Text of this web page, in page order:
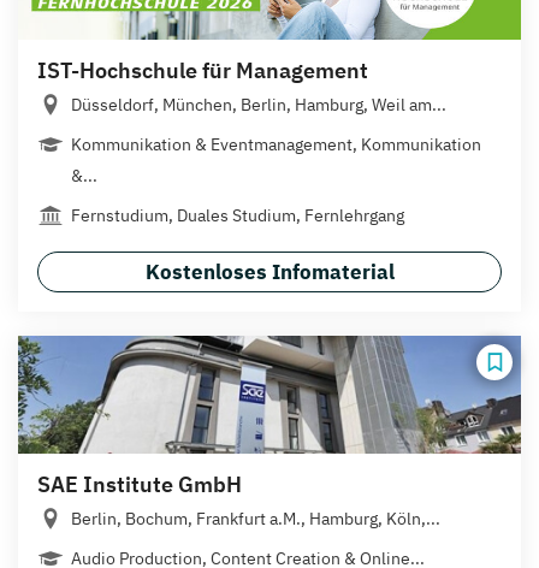
IST-Hochschule für Management
Düsseldorf, München, Berlin, Hamburg, Weil am...
Kommunikation & Eventmanagement, Kommunikation
&...
Fernstudium, Duales Studium, Fernlehrgang
Kostenloses Infomaterial
SAE Institute GmbH
Berlin, Bochum, Frankfurt a.M., Hamburg, Köln,...
Audio Production, Content Creation & Online...